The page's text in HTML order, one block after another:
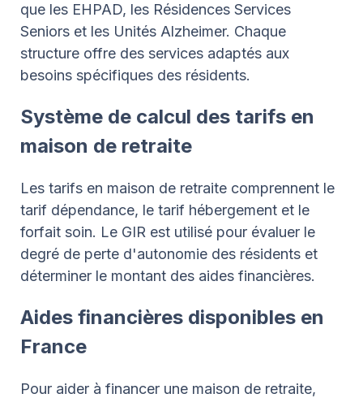
que les EHPAD, les Résidences Services
Seniors et les Unités Alzheimer. Chaque
structure offre des services adaptés aux
besoins spécifiques des résidents.
Système de calcul des tarifs en
maison de retraite
Les tarifs en maison de retraite comprennent le
tarif dépendance, le tarif hébergement et le
forfait soin. Le GIR est utilisé pour évaluer le
degré de perte d'autonomie des résidents et
déterminer le montant des aides financières.
Aides financières disponibles en
France
Pour aider à financer une maison de retraite,